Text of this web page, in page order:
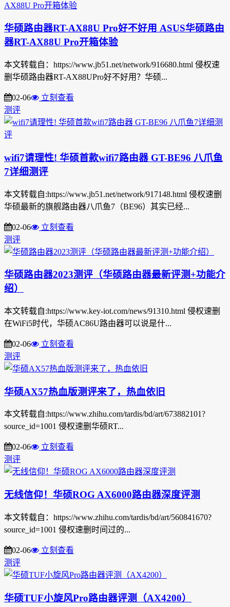
华硕路由器RT-AX88U Pro好不好用 ASUS华硕路由
器RT-AX88U Pro开箱体验
本文转载自：https://www.jb51.net/network/916680.html 侵权速
删华硕路由器RT-AX88UPro好不好用？华硕...
02-06
立刻查看
测评
wifi7请理性! 华硕首款wifi7路由器 GT-BE96 八爪鱼
7详细测评
本文转载自:https://www.jb51.net/network/917148.html 侵权速删
华硕最新的旗舰路由器八爪鱼7（BE96）其实已经...
02-06
立刻查看
测评
华硕路由器2023测评（华硕路由器最新评测+功能介
绍）
本文转载自:https://www.key-iot.com/news/91310.html 侵权速删
在WiFi5时代，华硕AC86U路由器可以说是什...
02-06
立刻查看
测评
华硕AX57热血版测评来了，热血依旧
本文转载自:https://www.zhihu.com/tardis/bd/art/673882101?
source_id=1001 侵权速删华硕RT...
02-06
立刻查看
测评
无线信仰！华硕ROG AX6000路由器深度评测
本文转载自：https://www.zhihu.com/tardis/bd/art/560841670?
source_id=1001 侵权速删时间过的...
02-06
立刻查看
测评
华硕TUF小旋风Pro路由器评测（AX4200）